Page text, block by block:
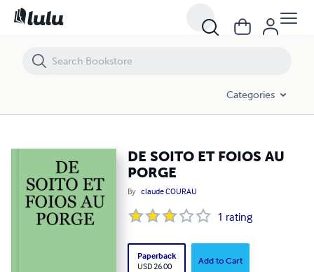
Categories
DE SOITO ET FOIOS AU
PORGE
By claude COURAU
1 rating
Paperback
USD 26.00
Add to Cart
DE SOITO ET FOIOS AU PORGE